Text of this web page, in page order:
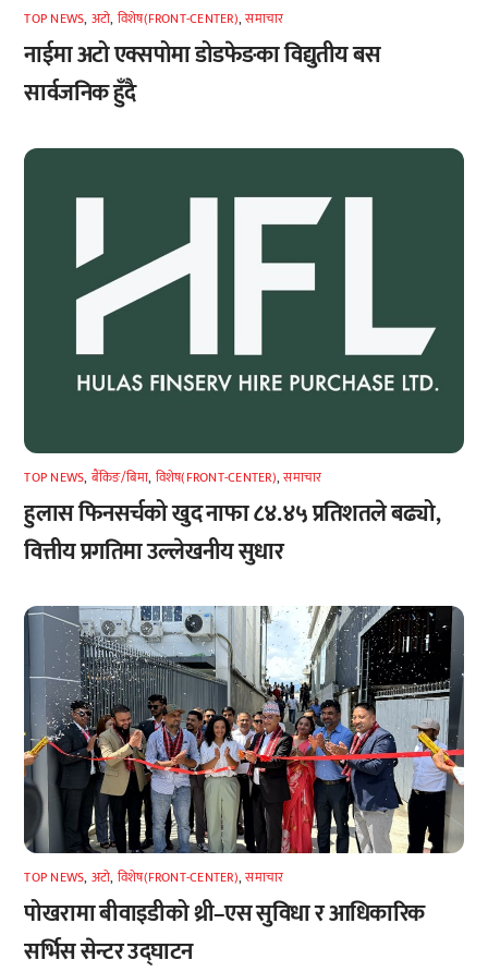
TOP NEWS, अटाे, विशेष(FRONT-CENTER),समाचार
नाईमा अटो एक्सपोमा डोडफेङका विद्युतीय बस
सार्वजनिक हुँदै
TOP NEWS, बैंकिङ/बिमा, विशेष(FRONT-CENTER),समाचार
हुलास फिनसर्चको खुद नाफा ८४.४५ प्रतिशतले बढ्यो,
वित्तीय प्रगतिमा उल्लेखनीय सुधार
TOP NEWS, अटाे, विशेष(FRONT-CENTER),समाचार
पोखरामा बीवाइडीको थ्री–एस सुविधा र आधिकारिक
सर्भिस सेन्टर उद्घाटन